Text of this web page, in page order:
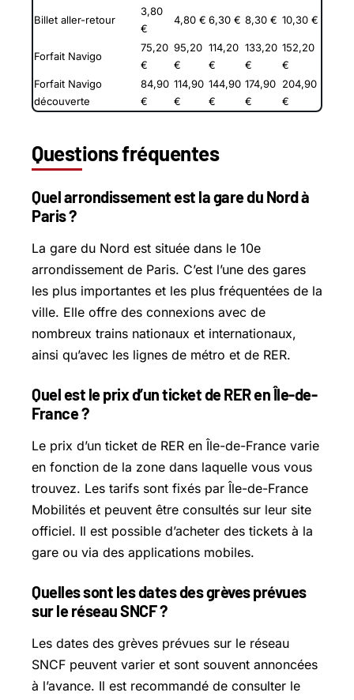
Billet aller-retour
3,80
€
4,80 € 6,30 € 8,30 € 10,30 €
Forfait Navigo
75,20
€
95,20
€
114,20
€
133,20
€
152,20
€
Forfait Navigo
découverte
84,90
€
114,90
€
144,90
€
174,90
€
204,90
€
Questions fréquentes
Quel arrondissement est la gare du Nord à
Paris ?
La gare du Nord est située dans le 10e
arrondissement de Paris. C’est l’une des gares
les plus importantes et les plus fréquentées de la
ville. Elle offre des connexions avec de
nombreux trains nationaux et internationaux,
ainsi qu’avec les lignes de métro et de RER.
Quel est le prix d’un ticket de RER en Île-de-
France ?
Le prix d’un ticket de RER en Île-de-France varie
en fonction de la zone dans laquelle vous vous
trouvez. Les tarifs sont fixés par Île-de-France
Mobilités et peuvent être consultés sur leur site
officiel. Il est possible d’acheter des tickets à la
gare ou via des applications mobiles.
Quelles sont les dates des grèves prévues
sur le réseau SNCF ?
Les dates des grèves prévues sur le réseau
SNCF peuvent varier et sont souvent annoncées
à l’avance. Il est recommandé de consulter le